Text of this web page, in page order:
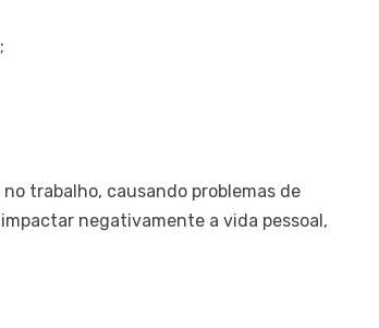
trabalho, causando problemas de
negativamente a vida pessoal,